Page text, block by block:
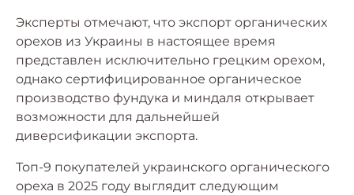
Эксперты отмечают, что экспорт органических
орехов из Украины в настоящее время
представлен исключительно грецким орехом,
однако сертифицированное органическое
производство фундука и миндаля открывает
возможности для дальнейшей
диверсификации экспорта.
Топ-9 покупателей украинского органического
ореха в 2025 году выглядит следующим